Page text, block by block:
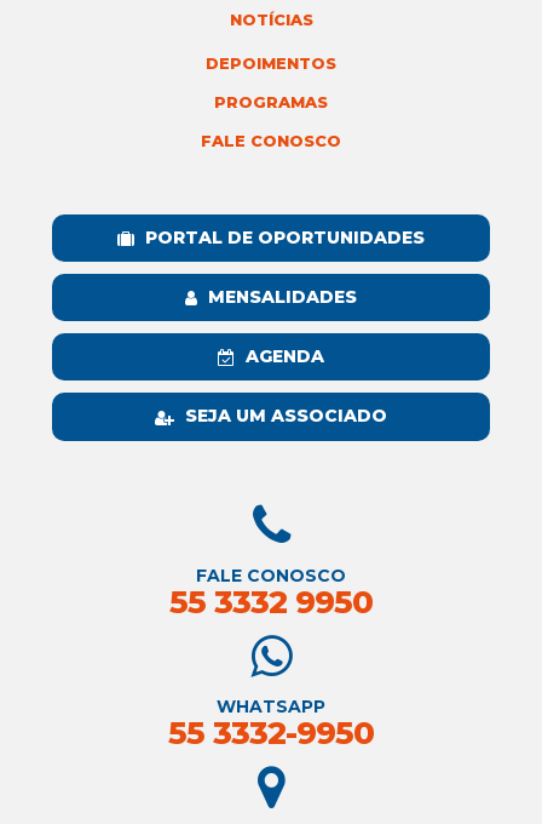
NOTÍCIAS
DEPOIMENTOS
PROGRAMAS
FALE CONOSCO
PORTAL DE OPORTUNIDADES
MENSALIDADES
AGENDA
SEJA UM ASSOCIADO
FALE CONOSCO
55 3332 9950
WHATSAPP
55 3332-9950